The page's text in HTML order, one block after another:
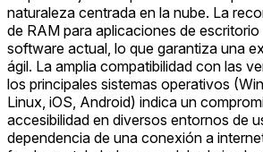
naturaleza centrada en la nube. La
de RAM para aplicaciones de
software actual, lo que garantiza una
ágil. La amplia compatibilidad con las
los principales sistemas operativos
Linux, iOS, Android) indica un
accesibilidad en diversos entornos de
dependencia de una conexión a